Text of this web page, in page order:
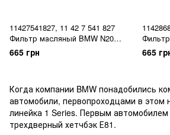
11427541827, 11 42 7 541 827
Фильтр масляный BMW N20 /
N52 / N54 / N55 / BMW 1
E81/E87/E82/E88/F20/F21 / 2
F35 / 4 F32/F33 / 5
E60/E61/F07/F10/F11/F18 / 6
E63/E64/F06/F12/F13 / 7
E65/E66/F01/F02 / X1 E84 / X3
665 грн
N52 /
E81/
F35 / 4
E60/
E63/
665
Когда компании BMW понадобились
автомобили, первопроходцами в этом
линейка 1 Series. Первым автомобилем
трехдверный хетчбэк Е81.